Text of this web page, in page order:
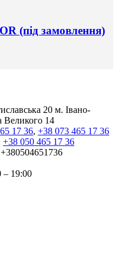
(під замовлення)
20 м. Івано-
Великого 14
17 36, +38 073 465 17 36
+38 050 465 17 36
+380504651736
19:00